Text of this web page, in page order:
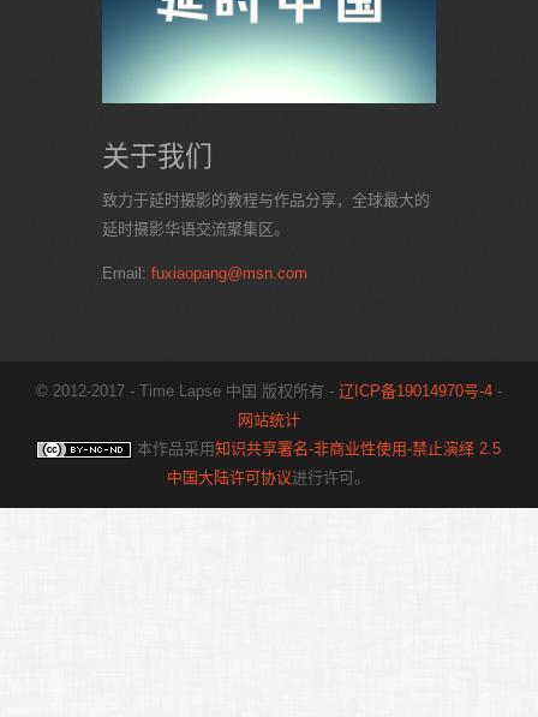
关于我们
致力于延时摄影的教程与作品分享，全球最大的
延时摄影华语交流聚集区。
Email:fuxiaopang@msn.com
© 2012-2017 - Time Lapse 中国 版权所有 - 辽ICP备19014970号-4-
网站统计
本作品采用知识共享署名-非商业性使用-禁止演绎 2.5
中国大陆许可协议进行许可。